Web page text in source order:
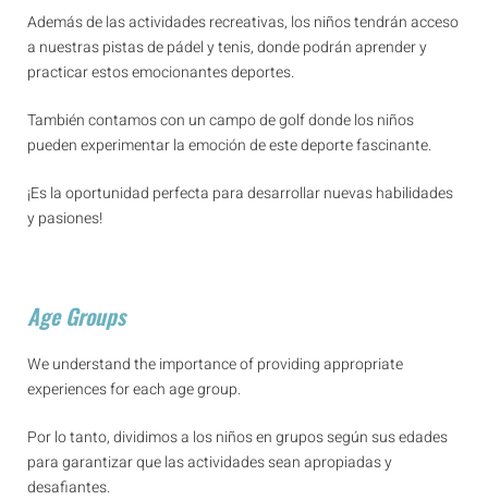
Además de las actividades recreativas, los niños tendrán acceso
a nuestras pistas de pádel y tenis, donde podrán aprender y
practicar estos emocionantes deportes.
También contamos con un campo de golf donde los niños
pueden experimentar la emoción de este deporte fascinante.
¡Es la oportunidad perfecta para desarrollar nuevas habilidades
y pasiones!
Age Groups
We understand the importance of providing appropriate
experiences for each age group.
Por lo tanto, dividimos a los niños en grupos según sus edades
para garantizar que las actividades sean apropiadas y
desafiantes.